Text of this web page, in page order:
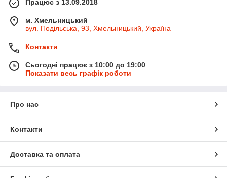
Працює з 13.09.2018
м. Хмельницький
вул. Подільська, 93, Хмельницький, Україна
Контакти
Сьогодні працює з 10:00 до 19:00
Показати весь графік роботи
Про нас
Контакти
Доставка та оплата